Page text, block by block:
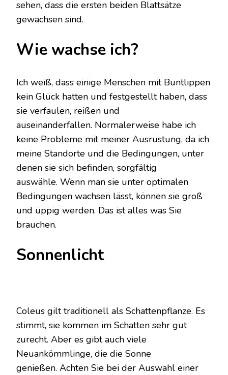
sehen, dass die ersten beiden Blattsätze
gewachsen sind.
Wie wachse ich?
Ich weiß, dass einige Menschen mit Buntlippen
kein Glück hatten und festgestellt haben, dass
sie verfaulen, reißen und
auseinanderfallen. Normalerweise habe ich
keine Probleme mit meiner Ausrüstung, da ich
meine Standorte und die Bedingungen, unter
denen sie sich befinden, sorgfältig
auswähle. Wenn man sie unter optimalen
Bedingungen wachsen lässt, können sie groß
und üppig werden. Das ist alles was Sie
brauchen.
Sonnenlicht
Coleus gilt traditionell als Schattenpflanze. Es
stimmt, sie kommen im Schatten sehr gut
zurecht. Aber es gibt auch viele
Neuankömmlinge, die die Sonne
genießen. Achten Sie bei der Auswahl einer